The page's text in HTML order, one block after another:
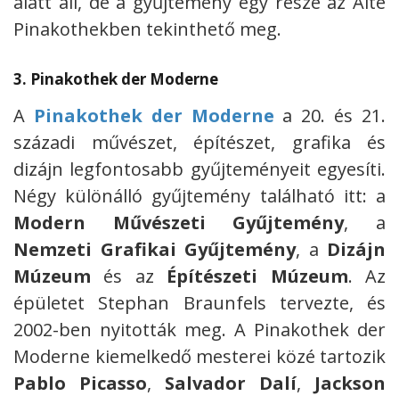
Pinakothekben tekinthető meg.
3. Pinakothek der Moderne
A Pinakothek der Moderne a 20. és 21.
századi művészet, építészet, grafika és
dizájn legfontosabb gyűjteményeit egyesíti.
Négy különálló gyűjtemény található itt: a
Modern Művészeti Gyűjtemény, a
Nemzeti Grafikai Gyűjtemény, a Dizájn
Múzeum és az Építészeti Múzeum. Az
épületet Stephan Braunfels tervezte, és
2002-ben nyitották meg. A Pinakothek der
Moderne kiemelkedő mesterei közé tartozik
Pablo Picasso, Salvador Dalí, Jackson